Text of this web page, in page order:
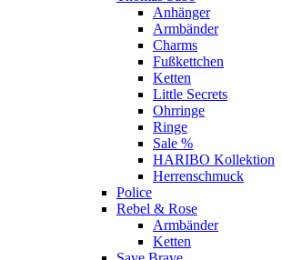
Anhänger
Armbänder
Charms
Fußkettchen
Ketten
Little Secrets
Ohrringe
Ringe
Sale %
HARIBO Kollektion
Herrenschmuck
Police
Rebel & Rose
Armbänder
Ketten